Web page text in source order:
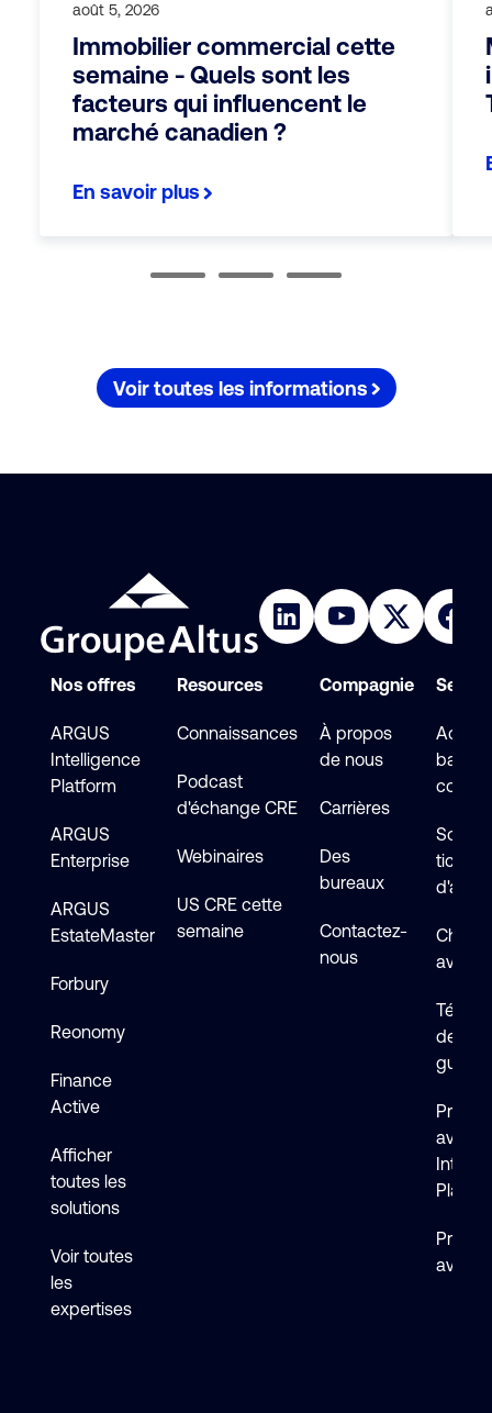
août 5, 2026
Immobilier commercial cette
semaine - Quels sont les
facteurs qui influencent le
marché canadien ?
En savoir plus
Voir toutes les informations
Nos offres
ARGUS
Intelligence
Platform
ARGUS
Enterprise
ARGUS
EstateMaster
Forbury
Reonomy
Finance
Active
Afficher
toutes les
solutions
Voir toutes
les
expertises
Resources
Connaissances
Podcast
d'échange CRE
Webinaires
US CRE cette
semaine
Compagnie
À propos
de nous
Carrières
Des
bureaux
Contactez-
nous
base
ticket
Chat
avec
de
guides
avec
avec